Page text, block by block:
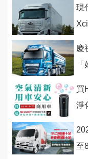
現
慶
買
淨
至